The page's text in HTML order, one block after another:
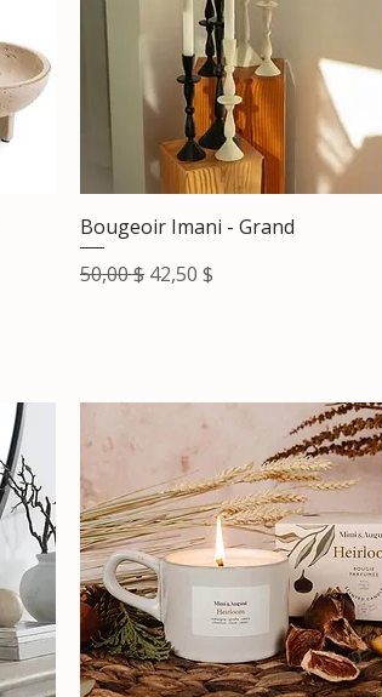
Bougeoir Imani - Grand
Prix original
50,00 $ Prix promotionnel
42,50 $